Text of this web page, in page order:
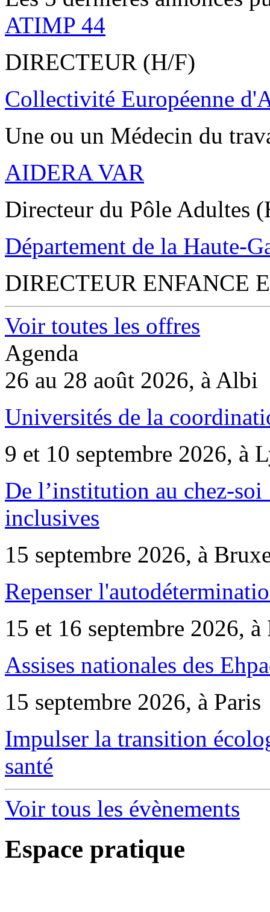
ATIMP 44
DIRECTEUR (H/F)
Collectivité Européenne
Une ou un Médecin du
AIDERA VAR
Directeur du Pôle Adultes
Département de la Haute-
DIRECTEUR ENFANCE
Voir toutes les offres
Agenda
26 au 28 août 2026, à Albi
Universités de la
9 et 10 septembre 2026, à
De l’institution au chez-
inclusives
15 septembre 2026, à
Repenser
15 et 16 septembre 2026, à
Assises nationales des
15 septembre 2026, à Paris
Impulser la transition
santé
Voir tous les évènements
Espace pratique